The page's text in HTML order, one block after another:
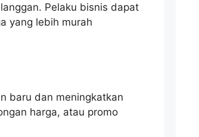
Pelaku bisnis dapat
yang lebih murah
baru dan meningkatkan
harga, atau promo